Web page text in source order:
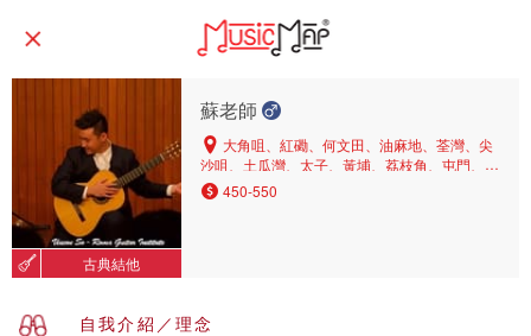
古典結他
蘇老師
大角咀、紅磡、何文田、油麻地、荃灣、尖
沙咀、土瓜灣、太子、黃埔、荔枝角、屯門、葵
涌 450-550
自我介紹／理念